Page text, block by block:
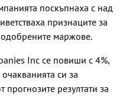
поскъпнаха с над
признаците за
маржове.
Inc се повиши с 4%,
си за
резултати за